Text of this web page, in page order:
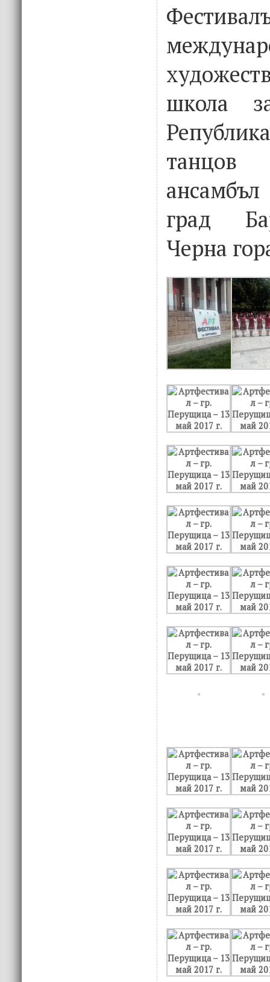
школа
град
Черна